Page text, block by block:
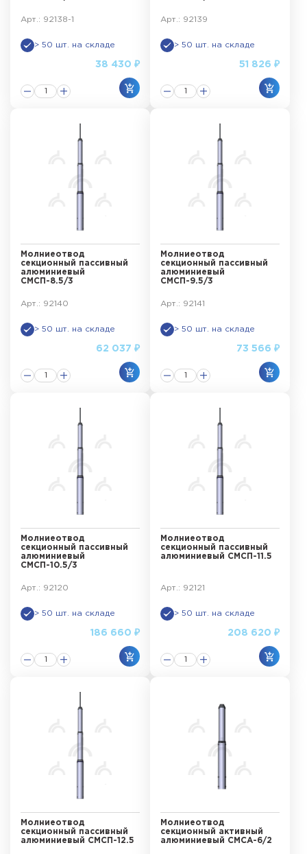
Арт.: 92138-1
> 50 шт. на складе
38 430 ₽
Арт.: 92139
> 50 шт. на складе
51 826 ₽
Молниеотвод
секционный пассивный
алюминиевый
СМСП-8.5/3
Арт.: 92140
> 50 шт. на складе
62 037 ₽
Молниеотвод
секционный пассивный
алюминиевый
СМСП-9.5/3
Арт.: 92141
> 50 шт. на складе
73 566 ₽
Молниеотвод
секционный пассивный
алюминиевый
СМСП-10.5/3
Арт.: 92120
> 50 шт. на складе
186 660 ₽
Молниеотвод
секционный пассивный
алюминиевый СМСП-11.5
Арт.: 92121
> 50 шт. на складе
208 620 ₽
Молниеотвод
секционный пассивный
алюминиевый СМСП-12.5
Молниеотвод
секционный активный
алюминиевый СМСА-6/2